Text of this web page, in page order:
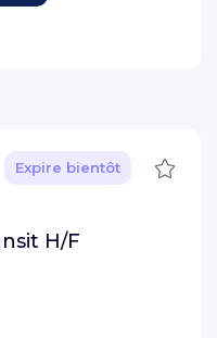
Expire bientôt
H/F